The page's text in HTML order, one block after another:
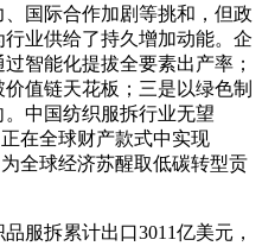
国际合作加剧等挑和，但政
业供给了持久增加动能。企
智能化提拔全要素出产率；
值链天花板；三是以绿色制
中国纺织服拆行业无望
在全球财产款式中实现
全球经济苏醒取低碳转型贡
拆累计出口3011亿美元，